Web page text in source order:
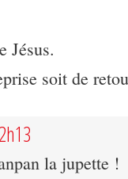
Jésus.
soit de
la jupette !